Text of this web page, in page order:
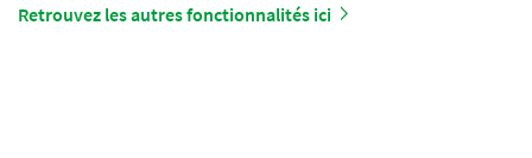
Retrouvez les autres fonctionnalités ici